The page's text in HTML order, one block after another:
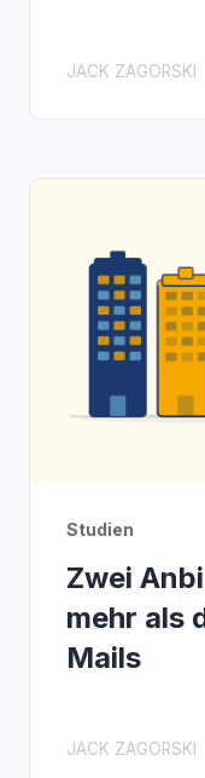
JACK ZAGORSKI
Studien
Zwei
mehr als
Mails
JACK ZAGORSKI